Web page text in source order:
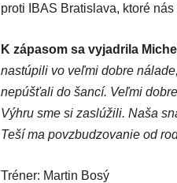
proti IBAS Bratislava, ktoré nás
K zápasom sa vyjadrila
nastúpili vo veľmi dobre
nepúšťali do šancí. Veľmi
Výhru sme si zaslúžili. Naša
Teší ma povzbudzovanie od
Tréner: Martin Bosý